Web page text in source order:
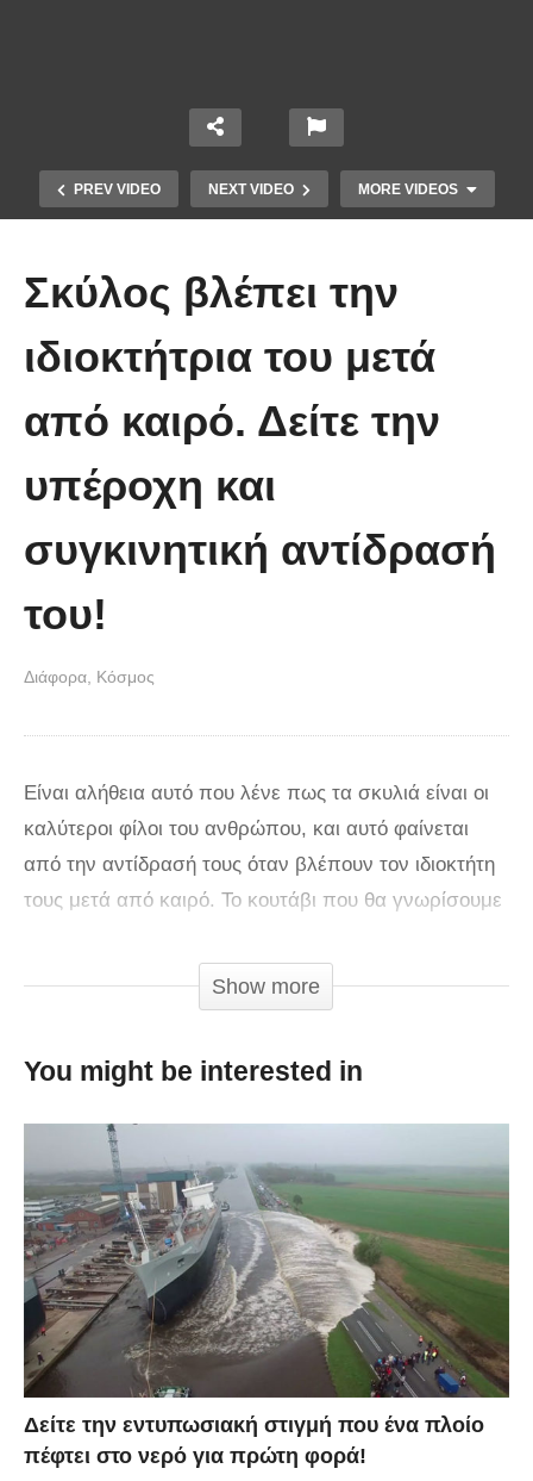
PREV VIDEO NEXT VIDEO MORE VIDEOS
Autobahn με μια Ferrari FF
Σκύλος βλέπει την
ιδιοκτήτρια του μετά
από καιρό. Δείτε την
υπέροχη και
συγκινητική αντίδρασή
του!
Διάφορα Κόσμος
Είναι αλήθεια αυτό που λένε πως τα σκυλιά είναι οι
καλύτεροι φίλοι του ανθρώπου, και αυτό φαίνεται
από την αντίδρασή τους όταν βλέπουν τον ιδιοκτήτη
τους μετά από καιρό. Το κουτάβι που θα γνωρίσουμε
για βδομάδες, έτσι δεν μπόρεσε να συγκρατήσει τον
ενθουσιασμό του όταν την είδε ξανά! Το σκυλάκι
και κουνάει την ουρά του εκ των προτέρων, αλλά
έκανε όταν η μαμά του θα έβγαινε από το
αεροπλάνο. Μόλις αντιλαμβάνεται την παρουσία της
τρέχει προς το μέρος της και δεν σταματάει τις χαρές
και τα φιλιά. Η γυναίκα προσπαθεί να το κρατήσει
στην αγκαλιά της αλλά αυτός από τον ενθουσιασμό
του μετά βίας στέκεται. Απολαύστε την υπέροχη αυτή
στιγμή και παρακαλούμε κοινοποιήστε την στους
φίλους σας!
Show more
You might be interested in
Δείτε την εντυπωσιακή στιγμή που ένα πλοίο
πέφτει στο νερό για πρώτη φορά!